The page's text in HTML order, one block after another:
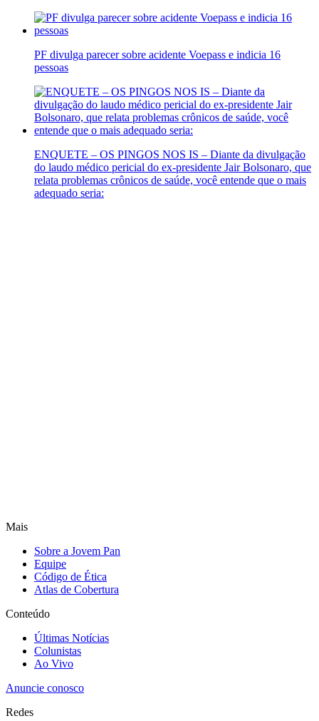
PF divulga parecer sobre acidente Voepass e indicia 16
pessoas
ENQUETE – OS PINGOS NOS IS – Diante da divulgação
do laudo médico pericial do ex-presidente Jair Bolsonaro, que
relata problemas crônicos de saúde, você entende que o mais
adequado seria:
Mais
Sobre a Jovem Pan
Equipe
Código de Ética
Atlas de Cobertura
Conteúdo
Últimas Notícias
Colunistas
Ao Vivo
Anuncie conosco
Redes